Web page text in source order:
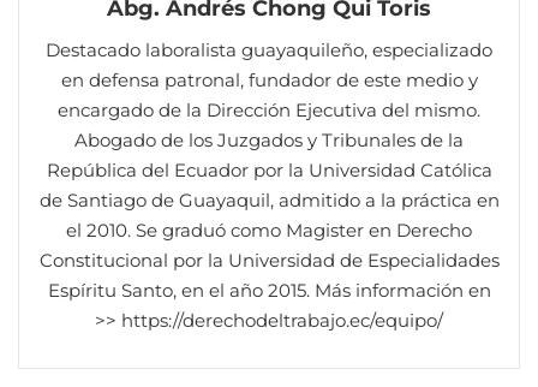
Abg. Andrés Chong Qui Toris
Destacado laboralista guayaquileño, especializado
en defensa patronal, fundador de este medio y
encargado de la Dirección Ejecutiva del mismo.
Abogado de los Juzgados y Tribunales de la
República del Ecuador por la Universidad Católica
de Santiago de Guayaquil, admitido a la práctica en
el 2010. Se graduó como Magister en Derecho
Constitucional por la Universidad de Especialidades
Espíritu Santo, en el año 2015. Más información en
>> https://derechodeltrabajo.ec/equipo/